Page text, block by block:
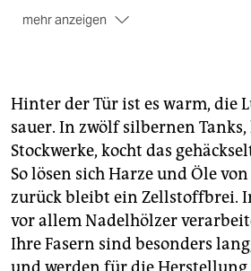
mehr anzeigen
mit
Obstbauern, die durch den
Betrieb aufgeben müssen. Und
Transport eines Rotorblattsauf
geht ums Ganze, im Kleinen. Alle
untertaz.de/klimaland.
Hinter der Tür ist es warm, die
sauer. In zwölf silbernen Tanks,
Stockwerke, kocht das
So lösen sich Harze und Öle
zurück bleibt ein Zellstoffbrei.
vor allem Nadelhölzer
Ihre Fasern sind besonders